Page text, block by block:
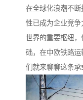
在全球化浪潮不
性已成为企业竞
世界的重要枢纽
础，在中欧铁路
们就来聊聊这条承